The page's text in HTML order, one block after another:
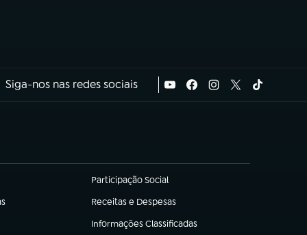
Siga-nos nas redes sociais
Participação Social
(abre em nova aba)
Receitas e Despesas
(abre em nova aba)
Informações Classificadas
(abre em nova aba)